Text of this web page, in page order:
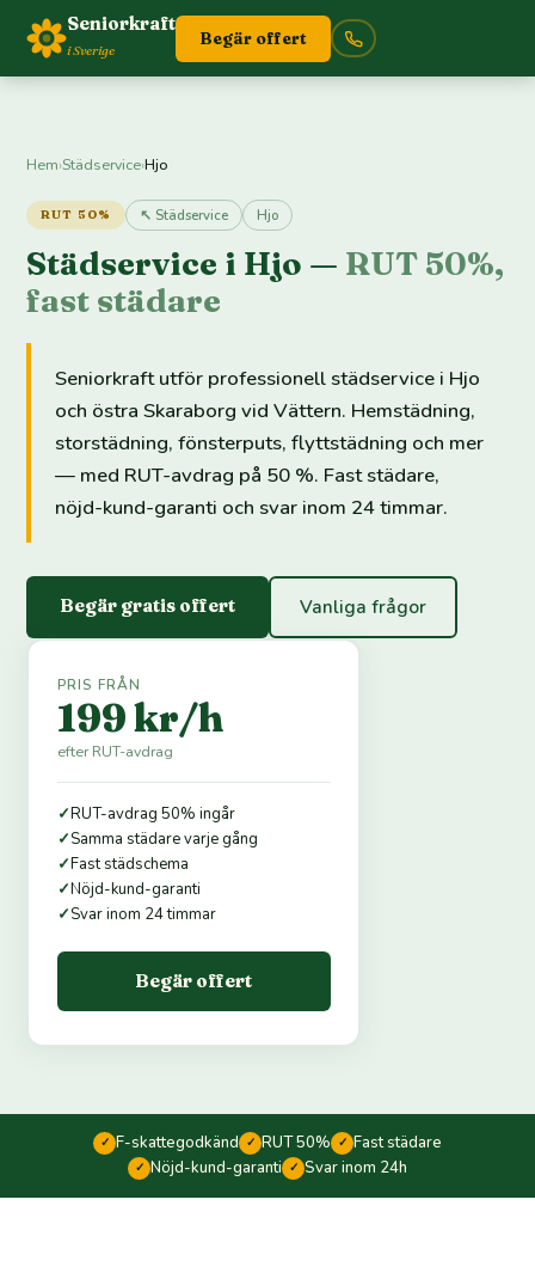
Seniorkraft
i Sverige
Begär offert
Hem›Städservice›Hjo
RUT 50% ↖ Städservice Hjo
Städservice i Hjo — RUT 50%,
fast städare
Seniorkraft utför professionell städservice i Hjo
och östra Skaraborg vid Vättern. Hemstädning,
storstädning, fönsterputs, flyttstädning och mer
— med RUT-avdrag på 50 %. Fast städare,
nöjd-kund-garanti och svar inom 24 timmar.
Begär gratis offert Vanliga frågor
PRIS FRÅN
199 kr/h
efter RUT-avdrag
✓RUT-avdrag 50% ingår
✓Samma städare varje gång
✓Fast städschema
✓Nöjd-kund-garanti
✓Svar inom 24 timmar
Begär offert
✓ F-skattegodkänd ✓ RUT 50% ✓ Fast städare
✓ Nöjd-kund-garanti ✓ Svar inom 24h